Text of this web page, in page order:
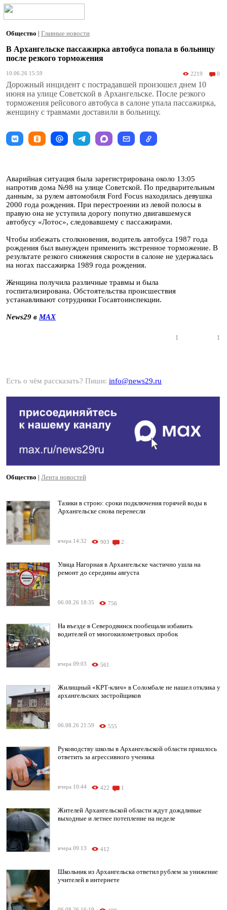
Общество | Главные новости
В Архангельске пассажирка автобуса попала в больницу
после резкого торможения
10.06.26 15:59 2219 0
Дорожный инцидент с пострадавшей произошел днем 10
июня на улице Советской в Архангельске. После резкого
торможения рейсового автобуса в салоне упала пассажирка,
женщину с травмами доставили в больницу.
Аварийная ситуация была зарегистрирована около 13:05
напротив дома №98 на улице Советской. По предварительным
данным, за рулем автомобиля Ford Focus находилась девушка
2000 года рождения. При перестроении из левой полосы в
правую она не уступила дорогу попутно двигавшемуся
автобусу «Лотос», следовавшему с пассажирами.
Чтобы избежать столкновения, водитель автобуса 1987 года
рождения был вынужден применить экстренное торможение. В
результате резкого снижения скорости в салоне не удержалась
на ногах пассажирка 1989 года рождения.
Женщина получила различные травмы и была
госпитализирована. Обстоятельства происшествия
устанавливают сотрудники Госавтоинспекции.
News29 в MAX
1 1
Есть о чём рассказать? Пиши: info@news29.ru
Общество | Лента новостей
Тазики в строю: сроки подключения горячей воды в
Архангельске снова перенесли
вчера 14:32 903 2
Улица Нагорная в Архангельске частично ушла на
ремонт до середины августа
06.08.26 18:35 756
На въезде в Северодвинск пообещали избавить
водителей от многокилометровых пробок
вчера 09:03 561
Жилищный «КРТ-клич» в Соломбале не нашел отклика у
архангельских застройщиков
06.08.26 21:59 555
Руководству школы в Архангельской области пришлось
ответить за агрессивного ученика
вчера 10:44 422 1
Жителей Архангельской области ждут дождливые
выходные и летнее потепление на неделе
вчера 09:13 412
Школьник из Архангельска ответил рублем за унижение
учителей в интернете